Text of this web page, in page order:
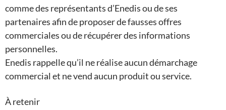
comme des représentants d’Enedis ou de ses
partenaires afin de proposer de fausses offres
commerciales ou de récupérer des informations
personnelles.
Enedis rappelle qu’il ne réalise aucun démarchage
commercial et ne vend aucun produit ou service.
À retenir